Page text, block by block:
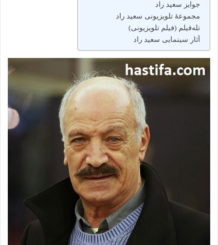
جوایز سعید راد
مجموعهٔ تلویزیونی سعید راد
تله‌فیلم (فیلم تلویزیونی)
آثار سینمایی سعید راد